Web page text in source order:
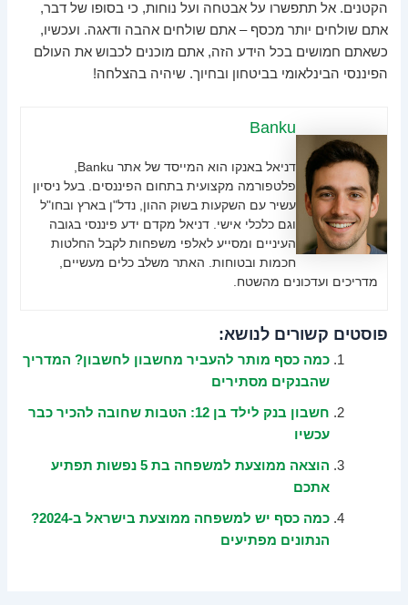
הקטנים. אל תתפשרו על אבטחה ועל נוחות, כי בסופו של דבר,
אתם שולחים יותר מכסף – אתם שולחים אהבה ודאגה. ועכשיו,
כשאתם חמושים בכל הידע הזה, אתם מוכנים לכבוש את העולם
הפיננסי הבינלאומי בביטחון ובחיוך. שיהיה בהצלחה!
Banku
פלטפורמה מקצועית בתחום הפיננסים. בעל ניסיון
עשיר עם השקעות בשוק ההון, נדל"ן בארץ ובחו"ל
וגם כלכלי אישי. דניאל מקדם ידע פיננסי בגובה
העיניים ומסייע לאלפי משפחות לקבל החלטות
חכמות ובטוחות. האתר משלב כלים מעשיים,
מדריכים ועדכונים מהשטח.
פוסטים קשורים לנושא:
כמה כסף מותר להעביר מחשבון לחשבון? המדריך
שהבנקים מסתירים
חשבון בנק לילד בן 12: הטבות שחובה להכיר כבר
עכשיו
הוצאה ממוצעת למשפחה בת 5 נפשות תפתיע
אתכם
כמה כסף יש למשפחה ממוצעת בישראל ב-2024?
הנתונים מפתיעים